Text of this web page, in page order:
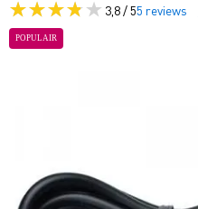
3,8 / 55 reviews
POPULAIR